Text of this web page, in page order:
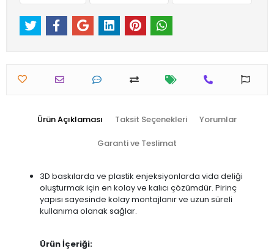
Ürün Açıklaması Taksit Seçenekleri Yorumlar
Garanti ve Teslimat
3D baskılarda ve plastik enjeksiyonlarda vida deliği
oluşturmak için en kolay ve kalıcı çözümdür. Pirinç
yapısı sayesinde kolay montajlanır ve uzun süreli
kullanıma olanak sağlar.
Ürün İçeriği: